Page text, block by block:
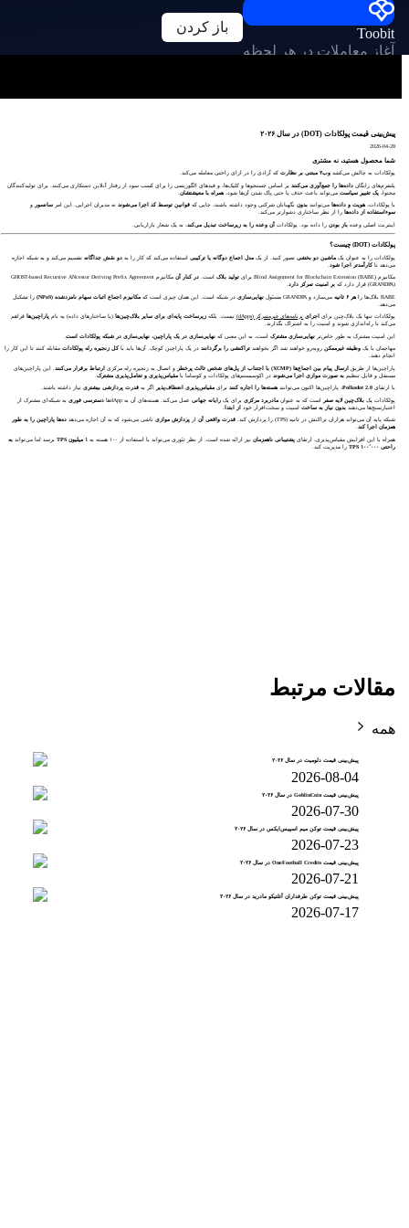
Toobit
آغاز معاملات در هر لحظه
باز کردن
پیش‌بینی قیمت پولکادات (DOT) در سال ۲۰۲۶
2026-04-28
شما محصول هستید، نه مشتری
پولکادات به چالش می‌کشد وب۲ مبتنی بر نظارت که آزادی را در ازای راحتی معامله می‌کند.
پلتفرم‌های رایگان داده‌ها را جمع‌آوری می‌کنند بر اساس جستجوها و کلیک‌ها، و فیدهای الگوریتمی را برای کسب سود از رفتار آنلاین دستکاری می‌کنند. برای تولیدکنندگان
محتوا، یک تغییر سیاستمی‌تواند باعث حذف یا حتی پاک شدن آن‌ها شود، همراه با معیشتشان.
با پولکادات، هویت و داده‌هامی‌توانند بدوننگهبانان شرکتی وجود داشته باشند، جایی که قوانین توسط کد اجرا می‌شوندنه مدیران اجرایی. این امر سانسور و
سوءاستفاده از داده‌هارا از نظر ساختاری دشوارتر می‌کند.
اینترنت اصلی وعده باز بودنرا داده بود. پولکادات آن وعده را به زیرساخت تبدیل می‌کند، نه یک شعار بازاریابی.
پولکادات (DOT) چیست؟
پولکادات را به عنوان یک ماشین دو بخشیتصور کنید. از یک مدل اجماع دوگانه یا ترکیبیاستفاده می‌کند که کار را به دو نقش جداگانهتقسیم می‌کند و به شبکه اجازه
می‌دهد تا کارآمدتر اجرا شود
مکانیزم Blind Assignment for Blockchain Extension (BABE) برای تولید بلاکاست. در کنار آنمکانیزم GHOST-based Recursive ANcestor Deriving Prefix Agreement
(GRANDPA) قرار دارد که بر امنیت تمرکز دارد
BABE بلاک‌ها را هر ۶ ثانیه می‌سازد و GRANDPA مسئول نهایی‌سازیدر شبکه است. این همان چیزی است که مکانیزم اجماع اثبات سهام نامزدشده (NPoS)
را تشکیل
می‌دهد.
پولکادات تنها یک بلاک‌چین برای اجرای برنامه‌های غیرمتمرکز (dApps) نیست. بلکه زیرساخت پایه‌ای برای سایر بلاک‌چین‌ها(یا ساختارهای داده) به نام پاراچین‌هافراهم
می‌کند تا راه‌اندازی شوند و امنیت را به اشتراک بگذارند.
این امنیت مشترک به طور خاص‌تر نهایی‌سازی مشترکاست، به این معنی که نهایی‌سازی در یک پاراچین، نهایی‌سازی در شبکه پولکادات است.
مهاجمان با یک وظیفه غیرممکنروبه‌رو خواهند شد اگر بخواهند تراکنشی را برگرداننددر یک پاراچین کوچک. آن‌ها باید با کل زنجیره رله پولکاداتمقابله کنند تا این کار را
انجام دهند.
پاراچین‌ها از طریق ارسال پیام بین اجماع‌ها (XCMP) با اجتناب از پل‌های شخص ثالث پرخطر و اتصال به زنجیره رله مرکزی ارتباط برقرار می‌کنند
. این پاراچین‌های
مستقل و قابل تنظیم به صورت موازی اجرا می‌شوند در اکوسیستم‌های پولکادات و کوساما با مقیاس‌پذیری و تعامل‌پذیری مشترک.
با ارتقای Polkadot 2.0، پاراچین‌ها اکنون می‌توانند هسته‌ها را اجاره کنندبرای مقیاس‌پذیری انعطاف‌پذیر اگر به قدرت پردازشی بیشترینیاز داشته باشند.
پولکادات یک بلاک‌چین لایه صفر است که به عنوان مادربرد مرکزیبرای یک رایانه جهانیعمل می‌کند. هسته‌های آن به dAppها دسترسی فوریبه شبکه‌ای مشترک از
اعتبارسنج‌ها می‌دهند بدون نیاز به ساختامنیت و سخت‌افزار خود از ابتدا
شبکه پایه آن می‌تواند هزاران تراکنش در ثانیه (TPS) را پردازش کند. قدرت واقعی آناز پردازش موازیناشی می‌شود که به آن اجازه می‌دهد ده‌ها پاراچین را به طور
همزمان اجرا کند.
همراه با این افزایش مقیاس‌پذیری، ارتقای پشتیبانی ناهمزماننیز ارائه شده است. از نظر تئوری می‌تواند با استفاده از ۱۰۰ هسته به ۱ میلیون TPS برسد اما می‌تواند به
راحتی ۱۰۰٬۰۰۰ TPS
را مدیریت کند.
مقالات مرتبط
همه
پیش‌بینی قیمت دلومیت در سال ۲۰۲۶
2026-08-04
پیش‌بینی قیمت GoblinCoin در سال ۲۰۲۶
2026-07-30
پیش‌بینی قیمت توکن میم اسپیس‌ایکس در سال ۲۰۲۶
2026-07-23
پیش‌بینی قیمت OneFootball Credits در سال ۲۰۲۶
2026-07-21
پیش‌بینی قیمت توکن طرفداران آتلتیکو مادرید در سال ۲۰۲۶
2026-07-17